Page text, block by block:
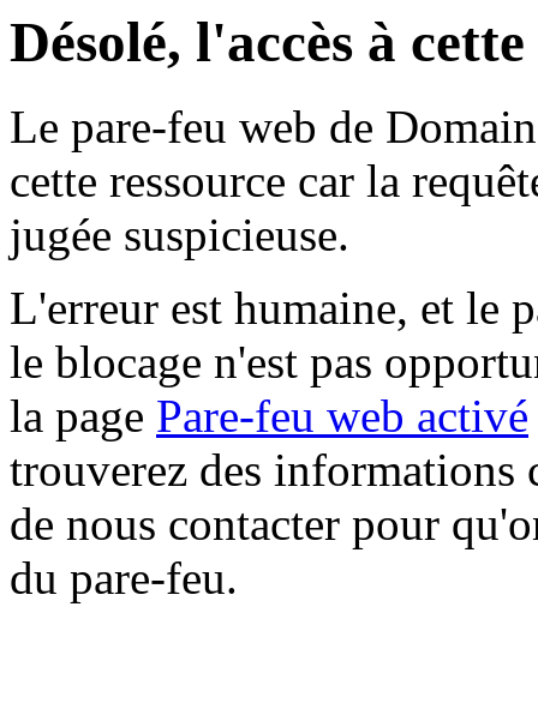
Désolé, l'accès à
Le pare-feu web de
cette ressource car la
jugée suspicieuse.
L'erreur est humaine, et le
le blocage n'est pas
la page Pare-feu web activé
trouverez des informations
de nous contacter pour
du pare-feu.